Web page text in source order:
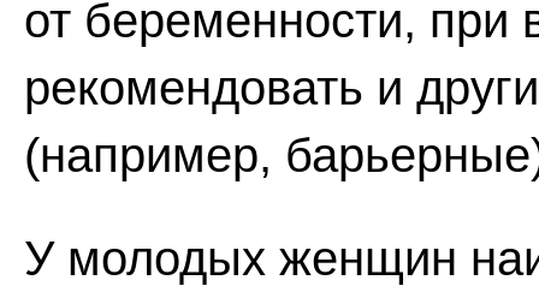
от беременности,
рекомендовать и
(например,
У молодых женщин